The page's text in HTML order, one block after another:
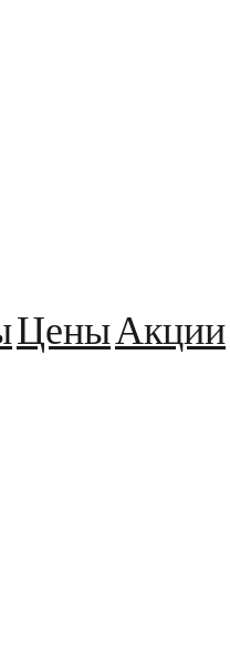
ЦеныАкции